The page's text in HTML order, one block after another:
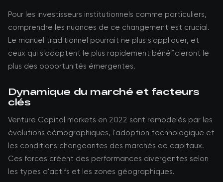
Pour les investisseurs institutionnels comme particuliers,
comprendre les nuances de ce changement est crucial.
Le manuel traditionnel pourrait ne plus s'appliquer, et
ceux qui s'adaptent le plus rapidement bénéficieront le
plus des opportunités émergentes.
Dynamique du marché et facteurs
clés
Venture Capital markets en 2022 sont remodelés par les
évolutions démographiques, l'adoption technologique et
les conditions changeantes des marchés de capitaux.
Ces forces créent des performances divergentes selon
les types d'actifs et les zones géographiques.